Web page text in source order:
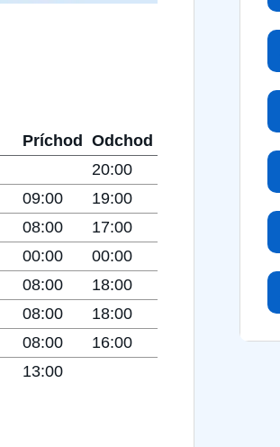
Príchod Odchod
20:00
09:00
19:00
08:00
17:00
00:00
00:00
08:00
18:00
08:00
18:00
08:00
16:00
13:00